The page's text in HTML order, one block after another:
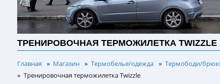
ТРЕНИРОВОЧНАЯ ТЕРМОЖИЛЕТКА TWIZZLE
Главная » Магазин » Термобелье/одежда » Термободи/
» Тренировочная терможилетка Twizzle